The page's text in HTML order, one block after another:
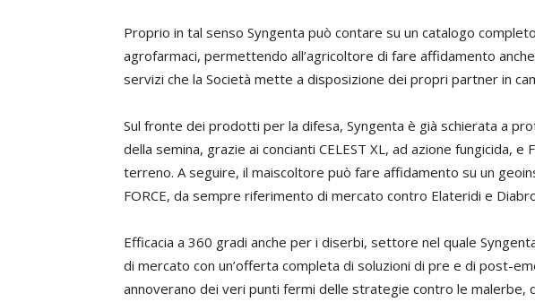
Proprio in tal senso Syngenta può contare su un catalogo
agrofarmaci, permettendo all’agricoltore di fare affidamento
servizi che la Società mette a disposizione dei propri partner in
Sul fronte dei prodotti per la difesa, Syngenta è già schierata a
della semina, grazie ai concianti CELEST XL, ad azione fungicida, e
terreno. A seguire, il maiscoltore può fare affidamento su un
FORCE, da sempre riferimento di mercato contro Elateridi e
Efficacia a 360 gradi anche per i diserbi, settore nel quale
di mercato con un’offerta completa di soluzioni di pre e di post-
annoverano dei veri punti fermi delle strategie contro le malerbe,